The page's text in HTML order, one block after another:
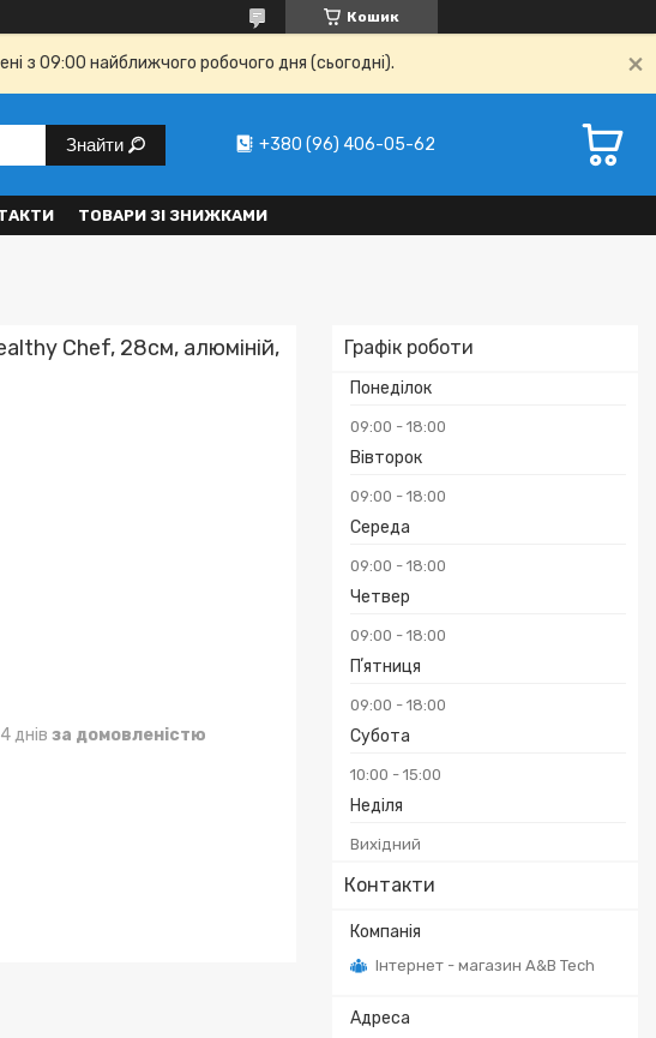
Кошик
з 09:00 найближчого робочого дня (сьогодні).
Знайти +380 (96) 406-05-62
ТОВАРИ ЗІ ЗНИЖКАМИ
Графік роботи
Понеділок
09:00 18:00
Вівторок
09:00 18:00
Середа
09:00 18:00
Четвер
09:00 18:00
Пʼятниця
09:00 18:00
Субота
10:00 15:00
Неділя
Вихідний
Контакти
Інтернет - магазин A&B Tech
Chef, 28см, алюміній,
днів за домовленістю